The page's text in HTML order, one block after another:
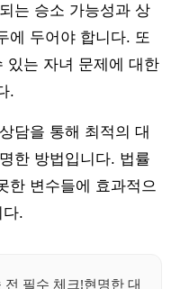
는 승소 가능성과 상
에 두어야 합니다. 또
있는 자녀 문제에 대한
.
담을 통해 최적의 대
한 방법입니다. 법률
한 변수들에 효과적으
.
전 필수 체크!현명한 대